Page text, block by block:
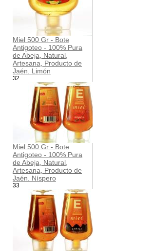
Miel 500 Gr - Bote
Antigoteo - 100% Pura
de Abeja, Natural,
Artesana, Producto de
Jaén. Limón
32
Miel 500 Gr - Bote
Antigoteo - 100% Pura
de Abeja, Natural,
Artesana, Producto de
Jaén. Níspero
33